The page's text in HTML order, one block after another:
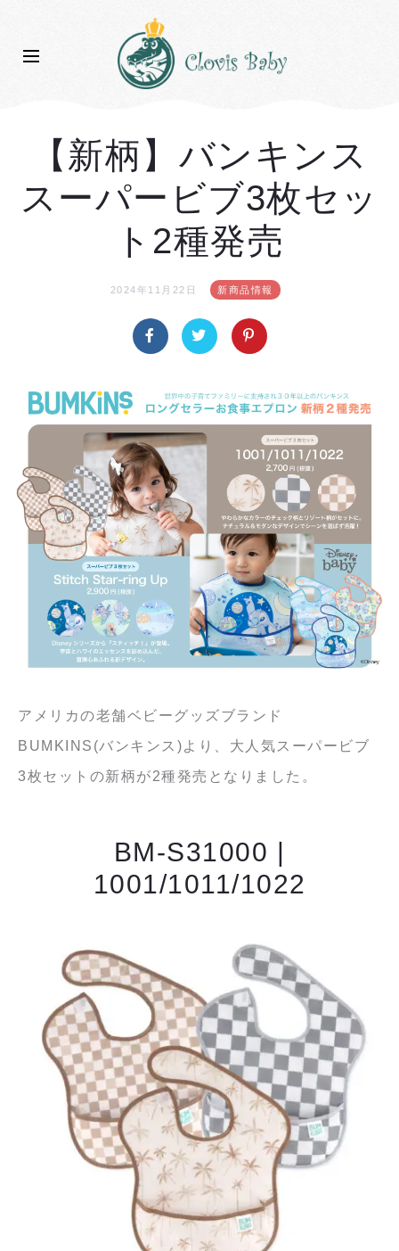
【新柄】バンキンス
スーパービブ3枚セッ
ト2種発売
2024年11月22日 新商品情報
アメリカの老舗ベビーグッズブランド
BUMKINS(バンキンス)より、大人気スーパービブ
3枚セットの新柄が2種発売となりました。
BM-S31000 |
1001/1011/1022